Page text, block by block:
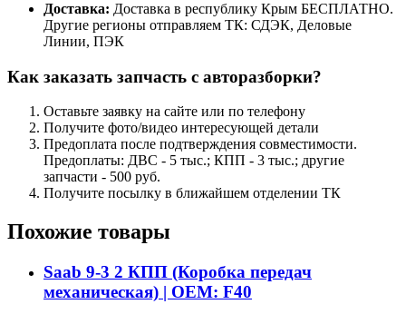
Доставка: Доставка в республику Крым БЕСПЛАТНО.
Другие регионы отправляем ТК: СДЭК, Деловые
Линии, ПЭК
Как заказать запчасть с авторазборки?
Оставьте заявку на сайте или по телефону
Получите фото/видео интересующей детали
Предоплата после подтверждения совместимости.
Предоплаты: ДВС - 5 тыс.; КПП - 3 тыс.; другие
запчасти - 500 руб.
Получите посылку в ближайшем отделении ТК
Похожие товары
Saab 9-3 2 КПП (Коробка передач
механическая) | OEM: F40